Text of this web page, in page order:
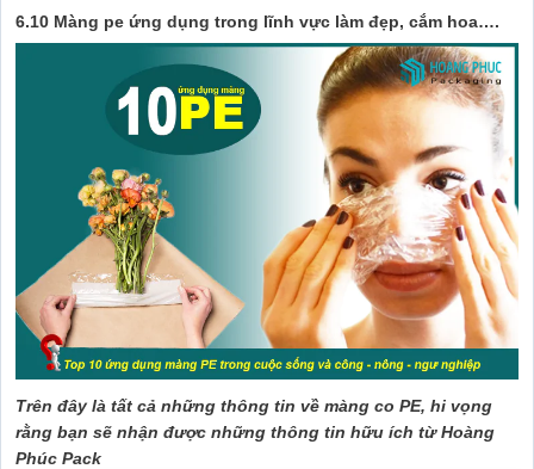
6.10 Màng pe ứng dụng trong lĩnh vực làm đẹp, cắm hoa….
Trên đây là tất cả những thông tin về màng co PE, hi vọng
rằng bạn sẽ nhận được những thông tin hữu ích từ Hoàng
Phúc Pack